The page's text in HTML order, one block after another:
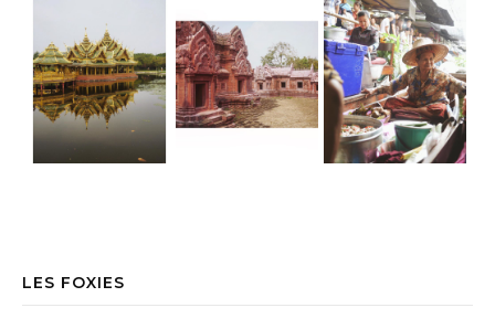
LES FOXIES